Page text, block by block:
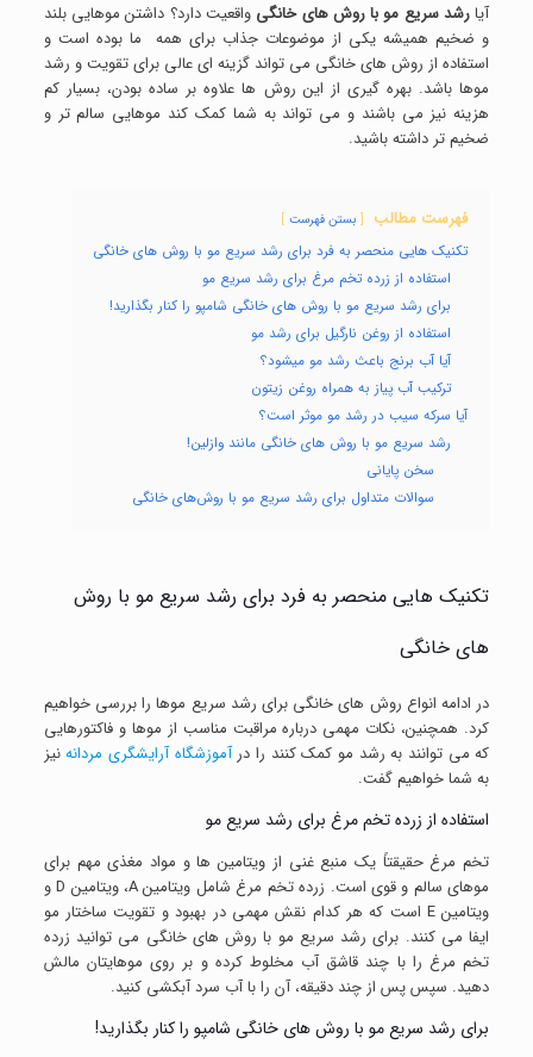
آیارشد سریع مو با روش های خانگی واقعیت دارد؟ داشتن موهایی بلند
و ضخیم همیشه یکی از موضوعات جذاب برای همه ما بوده است و
استفاده از روش های خانگی می تواند گزینه ای عالی برای تقویت و رشد
موها باشد. بهره گیری از این روش ها علاوه بر ساده بودن، بسیار کم
هزینه نیز می باشند و می تواند به شما کمک کند موهایی سالم تر و
ضخیم تر داشته باشید.
فهرست مطالب بستن فهرست
تکنیک هایی منحصر به فرد برای رشد سریع مو با روش های خانگی
استفاده از زرده تخم مرغ برای رشد سریع مو
برای رشد سریع مو با روش های خانگی شامپو را کنار بگذارید!
استفاده از روغن نارگیل برای رشد مو
آیا آب برنج باعث رشد مو میشود؟
ترکیب آب پیاز به همراه روغن زیتون
آیا سرکه سیب در رشد مو موثر است؟
رشد سریع مو با روش های خانگی مانند وازلین!
سخن پایانی
سوالات متداول برای رشد سریع مو با روش‌های خانگی
تکنیک هایی منحصر به فرد برای رشد سریع مو با روش
های خانگی
در ادامه انواع روش های خانگی برای رشد سریع موها را بررسی خواهیم
کرد. همچنین، نکات مهمی درباره مراقبت مناسب از موها و فاکتورهایی
که می توانند به رشد مو کمک کنند را درآموزشگاه آرایشگری مردانهنیز
به شما خواهیم گفت.
استفاده از زرده تخم مرغ برای رشد سریع مو
تخم مرغ حقیقتاً یک منبع غنی از ویتامین ها و مواد مغذی مهم برای
موهای سالم و قوی است. زرده تخم مرغ شامل ویتامین A، ویتامین D و
ویتامین E است که هر کدام نقش مهمی در بهبود و تقویت ساختار مو
ایفا می کنند. برای رشد سریع مو با روش های خانگی می توانید زرده
تخم مرغ را با چند قاشق آب مخلوط کرده و بر روی موهایتان مالش
دهید. سپس پس از چند دقیقه، آن را با آب سرد آبکشی کنید.
برای رشد سریع مو با روش های خانگی شامپو را کنار بگذارید!